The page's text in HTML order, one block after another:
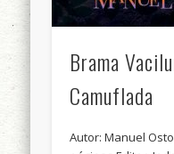
Brama
Camuflada
Autor: Manuel